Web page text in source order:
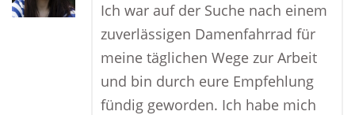
Ich war auf der Suche nach einem
zuverlässigen Damenfahrrad für
meine täglichen Wege zur Arbeit
und bin durch eure Empfehlung
fündig geworden. Ich habe mich